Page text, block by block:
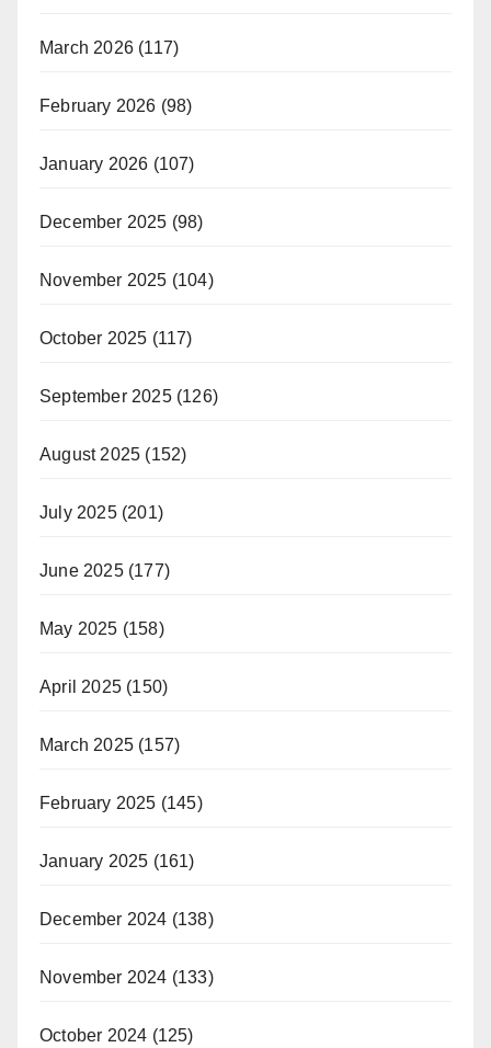
March 2026 (117)
February 2026 (98)
January 2026 (107)
December 2025 (98)
November 2025 (104)
October 2025 (117)
September 2025(126)
August 2025 (152)
July 2025(201)
June 2025(177)
May 2025 (158)
April 2025 (150)
March 2025 (157)
February 2025 (145)
January 2025 (161)
December 2024 (138)
November 2024 (133)
October 2024 (125)